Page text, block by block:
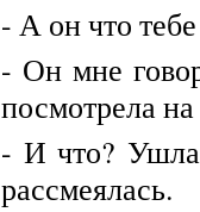
- А он что
- Он мне
посмотрела
- И что?
рассмеялась.